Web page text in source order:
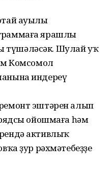
ауылы
ярашлы
Шулай уҡ
Комсомол
индереү
эштәрен алып
ойошмаға һәм
активлыҡ
ҙур рәхмәтебеҙҙе